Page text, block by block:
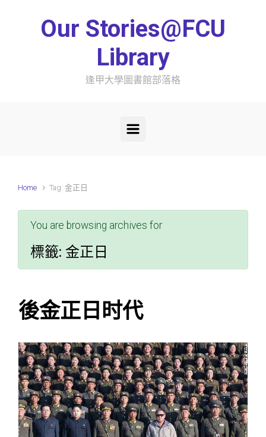
Our Stories@FCU
Library
逢甲大學圖書館部落格
Home Tag: 金正日
You are browsing archives for
標籤: 金正日
後金正日时代